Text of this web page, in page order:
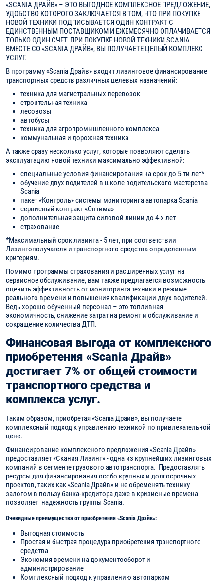
«SCANIA ДРАЙВ» – ЭТО ВЫГОДНОЕ КОМПЛЕКСНОЕ ПРЕДЛОЖЕНИЕ,
УДОБСТВО КОТОРОГО ЗАКЛЮЧАЕТСЯ В ТОМ, ЧТО ПРИ ПОКУПКЕ
НОВОЙ ТЕХНИКИ ПОДПИСЫВАЕТСЯ ОДИН КОНТРАКТ С
ЕДИНСТВЕННЫМ ПОСТАВЩИКОМ И ЕЖЕМЕСЯЧНО ОПЛАЧИВАЕТСЯ
ТОЛЬКО ОДИН СЧЕТ. ПРИ ПОКУПКЕ НОВОЙ ТЕХНИКИ SCANIA
ВМЕСТЕ СО «SCANIA ДРАЙВ», ВЫ ПОЛУЧАЕТЕ ЦЕЛЫЙ КОМПЛЕКС
УСЛУГ.
В программу «Scania Драйв» входит лизинговое финансирование
транспортных средств различных целевых назначений:
техника для магистральных перевозок
строительная техника
лесовозы
автобусы
техника для агропромышленного комплекса
коммунальная и дорожная техника
А также сразу несколько услуг, которые позволяют сделать
эксплуатацию новой техники максимально эффективной:
специальные условия финансирования на срок до 5-ти лет*
обучение двух водителей в школе водительского мастерства
Scania
пакет «Контроль» системы мониторинга автопарка Scania
сервисный контракт «Оптима»
дополнительная защита силовой линии до 4-х лет
страхование
*Максимальный срок лизинга - 5 лет, при соответствии
Лизингополучателя и транспортного средства определенным
критериям.
Помимо программы страхования и расширенных услуг на
сервисное обслуживание, вам также предлагается возможность
оценить эффективность от мониторинга техники в режиме
реального времени и повышения квалификации двух водителей.
Ведь хорошо обученный персонал – это топливная
экономичность, снижение затрат на ремонт и обслуживание и
сокращение количества ДТП.
Финансовая выгода от комплексного
приобретения «Scania Драйв»
достигает 7% от общей стоимости
транспортного средства и
комплекса услуг.
Таким образом, приобретая «Scania Драйв», вы получаете
комплексный подход к управлению техникой по привлекательной
цене.
Финансирование комплексного предложения «Scania Драйв»
предоставляет «Скания Лизинг» - одна из крупнейших лизинговых
компаний в сегменте грузового автотранспорта. Предоставлять
ресурсы для финансирования особо крупных и долгосрочных
проектов, таких как «Scania Драйв» и не обременять технику
залогом в пользу банка-кредитора даже в кризисные времена
позволяет надежность группы Scania.
Очевидные преимущества от приобретения «Scania Драйв»:
Выгодная стоимость
Простая и быстрая процедура приобретения транспортного
средства
Экономия времени на документооборот и
администрирование
Комплексный подход к управлению автопарком